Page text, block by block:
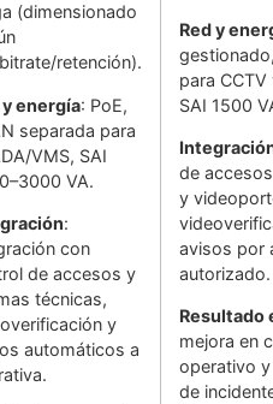
(dimensionado
retención).
y energía: PoE,
separada para
VMS, SAI
VA.
:
con
de accesos y
técnicas,
y
automáticos a
Red y
para
SAI 1500
de
y
avisos por
autorizado.
Resultado
mejora en
operativo
de